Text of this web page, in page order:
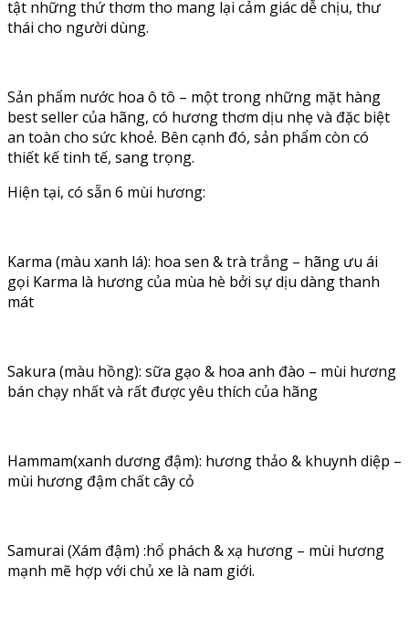
Rituals
nhập
tật những thứ thơm tho mang lại cảm giác dễ chịu, thư
thái cho người dùng.
Sản phẩm nước hoa ô tô – một trong những mặt hàng
best seller của hãng, có hương thơm dịu nhẹ và đặc biệt
an toàn cho sức khoẻ. Bên cạnh đó, sản phẩm còn có
thiết kế tinh tế, sang trọng.
Hiện tại, có sẵn 6 mùi hương:
Karma (màu xanh lá): hoa sen & trà trắng – hãng ưu ái
gọi Karma là hương của mùa hè bởi sự dịu dàng thanh
mát
Sakura (màu hồng): sữa gạo & hoa anh đào – mùi hương
bán chạy nhất và rất được yêu thích của hãng
Hammam(xanh dương đậm): hương thảo & khuynh diệp –
mùi hương đậm chất cây cỏ
Samurai (Xám đậm) :hổ phách & xạ hương – mùi hương
mạnh mẽ hợp với chủ xe là nam giới.